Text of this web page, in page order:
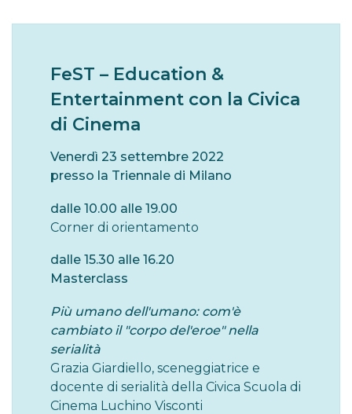
FeST – Education &
Entertainment con la Civica
di Cinema
Venerdì 23 settembre 2022
presso la Triennale di Milano
dalle 10.00 alle 19.00
Corner di orientamento
dalle 15.30 alle 16.20
Masterclass
Più umano dell'umano: com'è
cambiato il "corpo del'eroe" nella
serialità
Grazia Giardiello, sceneggiatrice e
docente di serialità della Civica Scuola di
Cinema Luchino Visconti